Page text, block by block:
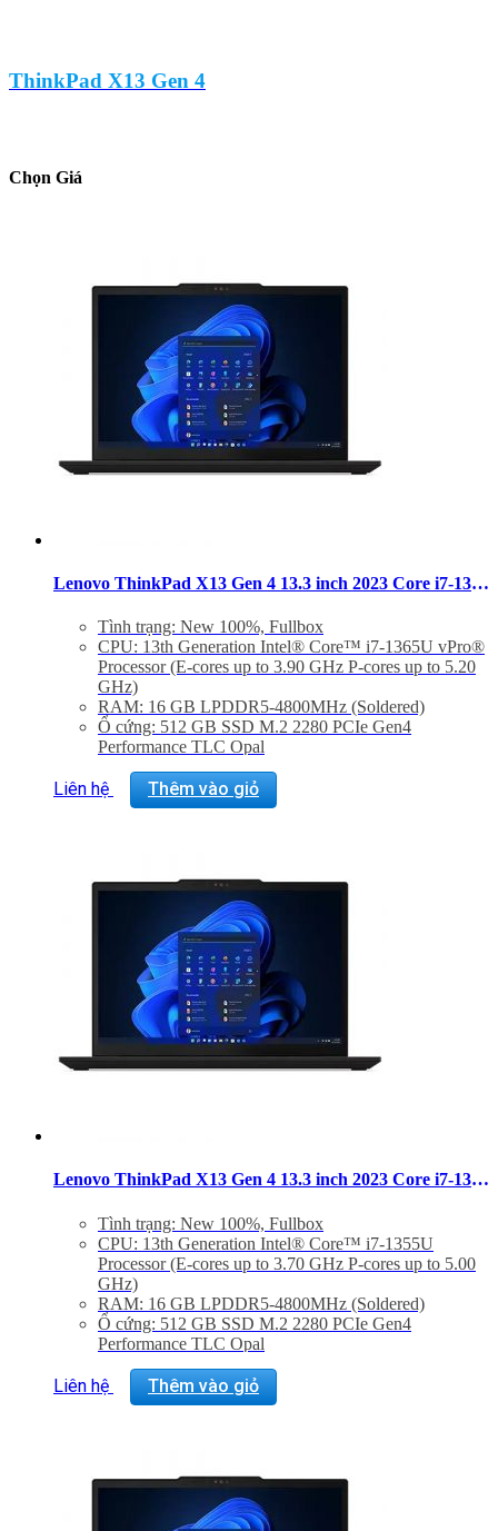
ThinkPad X13 Gen 4
Chọn Giá
Lenovo ThinkPad X13 Gen 4 13.3 inch 2023 Core i7-1365U RAM 16GB SSD 512GB Touch Windows 11 Pro
Tình trạng: New 100%, Fullbox
CPU: 13th Generation Intel® Core™ i7-1365U vPro®
Processor (E-cores up to 3.90 GHz P-cores up to 5.20
GHz)
RAM: 16 GB LPDDR5-4800MHz (Soldered)
Ổ cứng: 512 GB SSD M.2 2280 PCIe Gen4
Performance TLC Opal
Glare, Touch, 100%sRGB, 300 nits, 60Hz
GPU: Integrated Intel® Iris® Xe Graphics eligible
Liên hệ Thêm vào giỏ
Lenovo ThinkPad X13 Gen 4 13.3 inch 2023 Core i7-1355U RAM 16GB SSD 512GB Touch Windows 11 Pro
Tình trạng: New 100%, Fullbox
CPU: 13th Generation Intel® Core™ i7-1355U
Processor (E-cores up to 3.70 GHz P-cores up to 5.00
GHz)
RAM: 16 GB LPDDR5-4800MHz (Soldered)
Ổ cứng: 512 GB SSD M.2 2280 PCIe Gen4
Performance TLC Opal
Glare, Touch, 100%sRGB, 300 nits, 60Hz
GPU: Integrated Intel® Iris® Xe Graphics eligible
Liên hệ Thêm vào giỏ